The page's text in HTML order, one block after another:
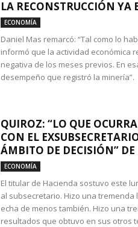
LA RECONSTRUCCIÓN YA
ECONOMÍA
Daniel Mas remarcó: “Tal como lo
informó que la actividad económica
negativa de los meses previos. En
desempeño que registró la minería”.
QUIROZ: “LO QUE
CON EL
ÁMBITO DE DECISIÓN”
ECONOMÍA
El titular de Hacienda sostuvo este
al subsecretario. Hizo una tremenda
echa de menos también. Hizo una
resultados que obtuvo en sus otros